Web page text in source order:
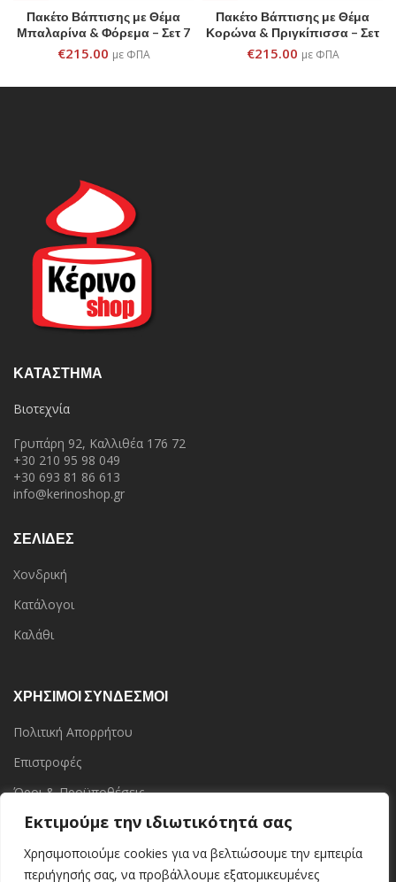
Εκτιμούμε την ιδιωτικότητά σας
Χρησιμοποιούμε cookies για να βελτιώσουμε την εμπειρία
περιήγησής σας, να προβάλλουμε εξατομικευμένες
Πακέτο Βάπτισης με Θέμα
Μπαλαρίνα & Φόρεμα – Σετ 7
Τεμαχίων
€215.00 με ΦΠΑ
Πακέτο Βάπτισης με Θέμα
Κορώνα & Πριγκίπισσα – Σετ
7 Τεμαχίων
€215.00 με ΦΠΑ
ΚΑΤΆΣΤΗΜΑ
Βιοτεχνία
Γρυπάρη 92, Καλλιθέα 176 72
+30 210 95 98 049
+30 693 81 86 613
info@kerinoshop.gr
ΣΕΛΙΔΕΣ
Χονδρική
Κατάλογοι
Καλάθι
ΧΡΗΣΙΜΟΙ ΣΥΝΔΕΣΜΟΙ
Πολιτική Απορρήτου
Επιστροφές
Όροι & Προϋποθέσεις
Επικοινωνία
Τα Καταστήματα